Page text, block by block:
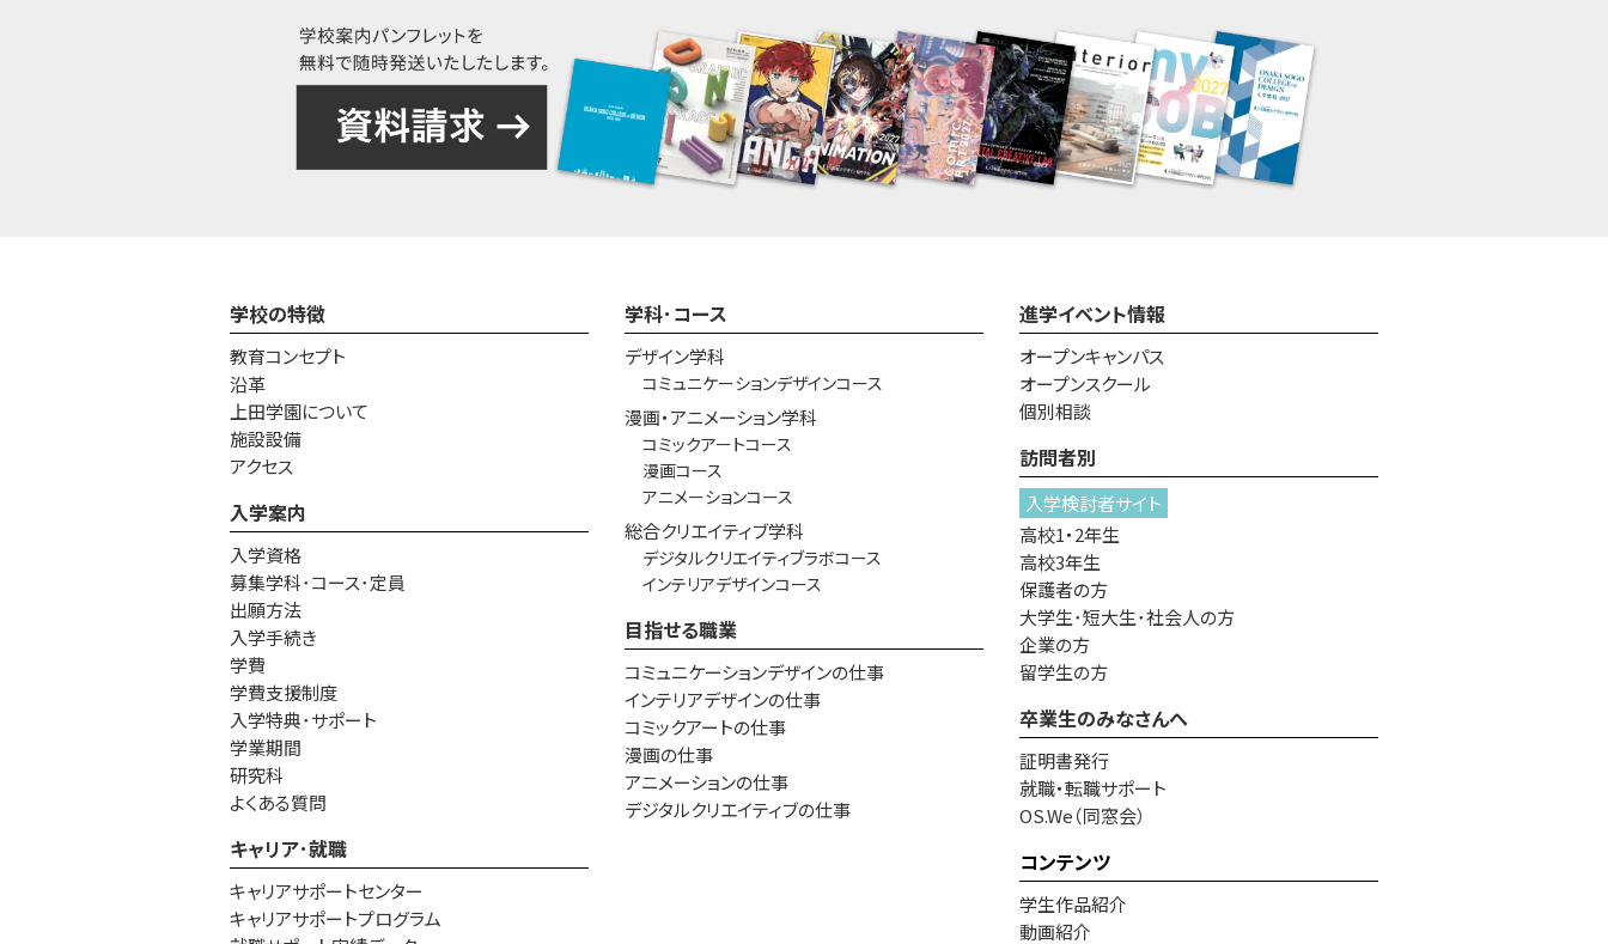
学校の特徴
教育コンセプト
沿革
上田学園について
施設設備
アクセス
入学案内
入学資格
募集学科･コース･定員
出願方法
入学手続き
学費
学費支援制度
入学特典･サポート
学業期間
研究科
よくある質問
キャリア･就職
キャリアサポートセンター
キャリアサポートプログラム
学科･コース
デザイン学科
コミュニケーションデザインコース
漫画・アニメーション学科
コミックアートコース
漫画コース
アニメーションコース
総合クリエイティブ学科
デジタルクリエイティブラボコース
インテリアデザインコース
目指せる職業
コミュニケーションデザインの仕事
インテリアデザインの仕事
コミックアートの仕事
漫画の仕事
アニメーションの仕事
デジタルクリエイティブの仕事
進学イベント情報
オープンキャンパス
オープンスクール
個別相談
訪問者別
入学検討者サイト
高校1・2年生
高校3年生
保護者の方
大学生･短大生･社会人の方
企業の方
留学生の方
卒業生のみなさんへ
証明書発行
就職・転職サポート
OS.We（同窓会）
コンテンツ
学生作品紹介
動画紹介